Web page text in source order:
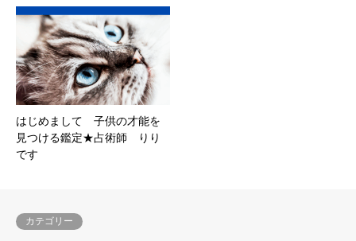
はじめまして 子供の才能を
見つける鑑定★占術師 りり
です
カテゴリー